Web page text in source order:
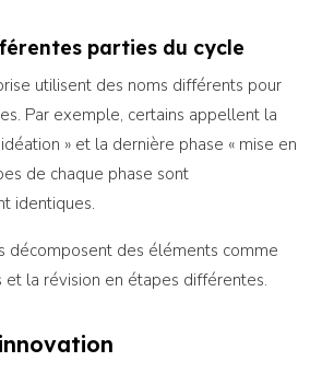
parties du cycle
utilisent des noms différents pour
Par exemple, certains appellent la
» et la dernière phase « mise en
de chaque phase sont
identiques.
décomposent des éléments comme
et la révision en étapes différentes.